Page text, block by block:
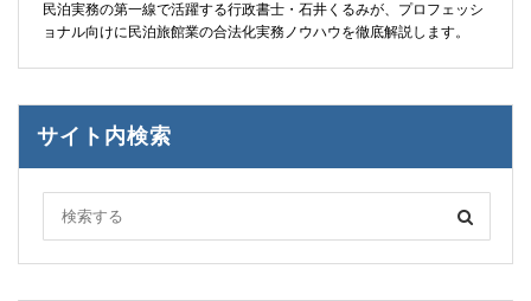
民泊実務の第一線で活躍する行政書士・石井くるみが、プロフェッシ
ョナル向けに民泊旅館業の合法化実務ノウハウを徹底解説します。
サイト内検索